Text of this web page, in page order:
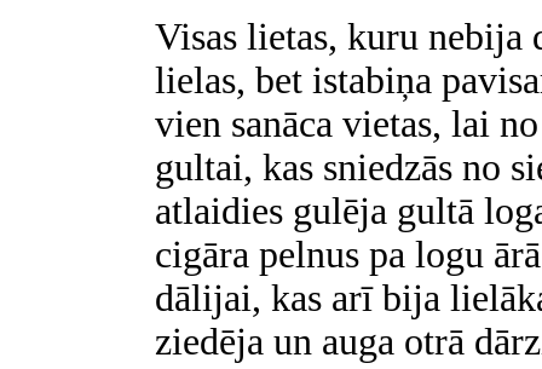
Visas lietas, kuru nebija
lielas, bet istabiņa
vien sanāca vietas, lai
gultai, kas sniedzās no
atlaidies gulēja gultā
cigāra pelnus pa logu
dālijai, kas arī bija
ziedēja un auga otrā